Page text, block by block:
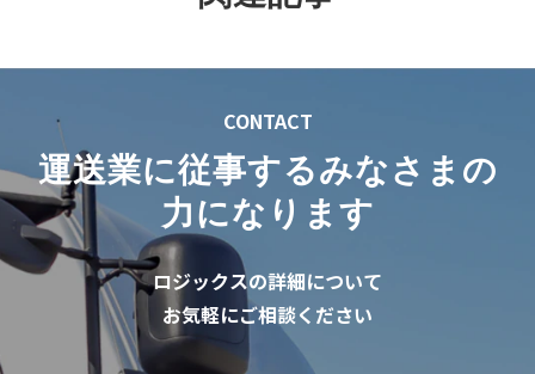
CONTACT
運送業に従事するみなさまの
力になります
ロジックスの詳細について
お気軽にご相談ください